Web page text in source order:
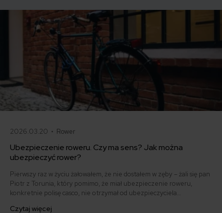
2026.03.20 • Rower
Ubezpieczenie roweru. Czy ma sens? Jak można
ubezpieczyć rower?
Pierwszy raz w życiu żałowałem, że nie dostałem w zęby – żali się pan
Piotr z Torunia, który pomimo, że miał ubezpieczenie roweru,
konkretnie polisę casco, nie otrzymał od ubezpieczyciela
Czytaj więcej